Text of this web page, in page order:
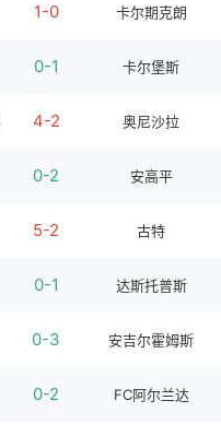
1-0 卡尔期克朗
0-1 卡尔堡斯
4-2 奥尼沙拉
0-2 安高平
5-2 古特
0-1 达斯托普斯
0-3 安吉尔霍姆斯
0-2 FC阿尔兰达